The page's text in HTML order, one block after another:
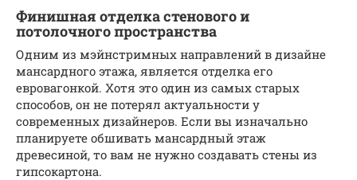
Финишная отделка стенового и
потолочного пространства
Одним из мэйнстримных направлений в дизайне
мансардного этажа, является отделка его
евровагонкой. Хотя это один из самых старых
способов, он не потерял актуальности у
современных дизайнеров. Если вы изначально
планируете обшивать мансардный этаж
древесиной, то вам не нужно создавать стены из
гипсокартона.